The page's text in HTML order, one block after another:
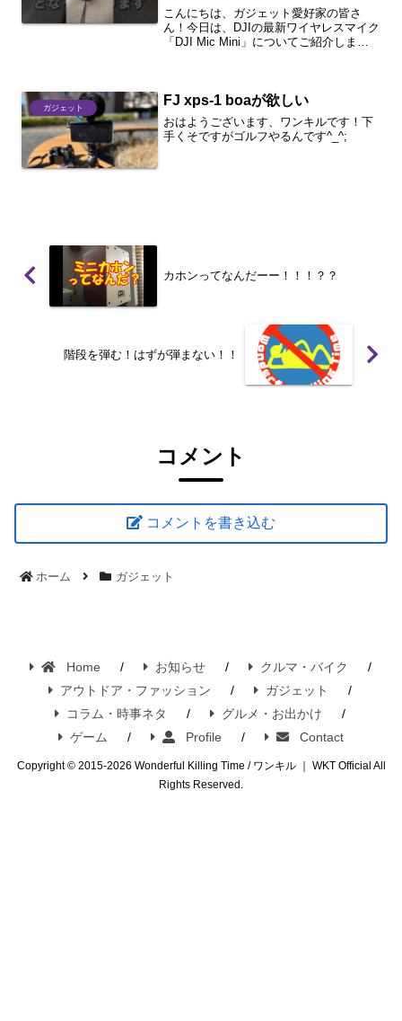
もないし素人でも扱いやすい た
った10グラムのマイク #バイク撮
影 #dji #マイク
こんにちは、ガジェット愛好家の皆さ
ん！今日は、DJIの最新ワイヤレスマイク
「DJI Mic Mini」についてご紹介しま
に...
ガジェット FJ xps-1 boaが欲しい
おはようございます、ワンキルです！下
手くそですがゴルフやるんです^_^;
カホンってなんだーー！！！？？
階段を弾む！はずが弾まない！！
コメント
コメントを書き込む
ホーム ガジェット
Home お知らせ
クルマ・バイク
アウトドア・ファッション
ガジェット
コラム・時事ネタ
グルメ・お出かけ
ゲーム
Profile Contact
Copyright © 2015-2026 Wonderful Killing Time / ワンキル ｜ WKT Official All
Rights Reserved.